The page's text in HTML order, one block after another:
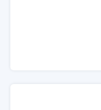
загрузки